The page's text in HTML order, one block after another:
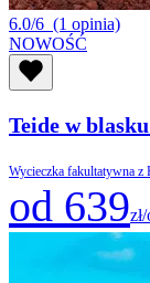
6.0/6 (1 opinia)
NOWOŚĆ
Teide w
Wycieczka fakultatywna z
od 639